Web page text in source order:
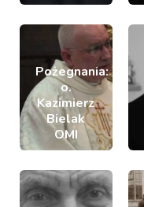
Pożegnania:
o.
Kazimierz
Bielak
OMI